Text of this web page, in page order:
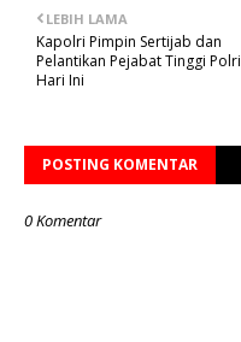
LEBIH LAMA
Kapolri Pimpin Sertijab dan
Pelantikan Pejabat Tinggi Polri
Hari Ini
POSTING KOMENTAR
0 Komentar